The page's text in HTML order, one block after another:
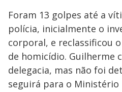
Foram 13 golpes até a
polícia, inicialmente o
corporal, e reclassificou
de homicídio. Guilherme
delegacia, mas não foi
seguirá para o Ministério